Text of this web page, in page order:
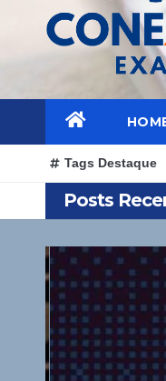
Tags Destaque
Posts
Cyrela: